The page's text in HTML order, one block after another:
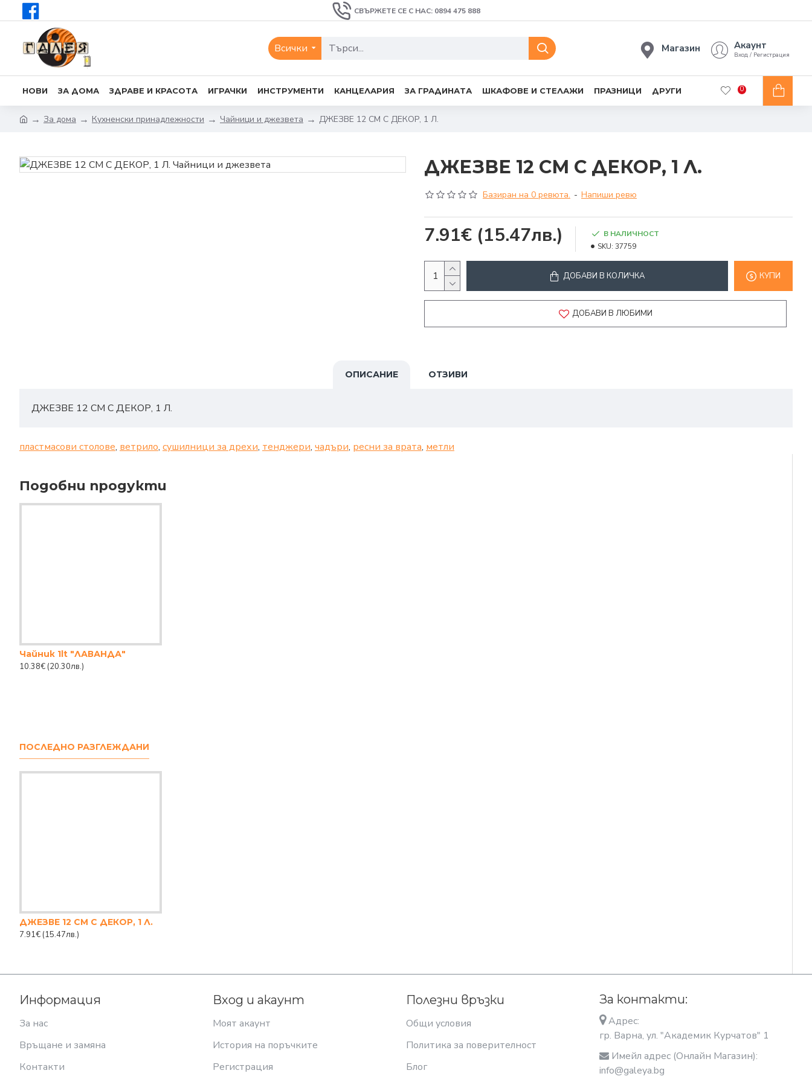
СВЪРЖЕТЕ СЕ С НАС: 0894 475 888
Всички Магазин Акаунт
Вход / Регистрация
НОВИ ЗА ДОМА ЗДРАВЕ И КРАСОТА ИГРАЧКИ ИНСТРУМЕНТИ КАНЦЕЛАРИЯ ЗА ГРАДИНАТА ШКАФОВЕ И СТЕЛАЖИ ПРАЗНИЦИ ДРУГИ 0
За дома Кухненски принадлежности Чайници и джезвета ДЖЕЗВЕ 12 СМ С ДЕКОР, 1 Л.
ДЖЕЗВЕ 12 СМ С ДЕКОР, 1 Л.
Базиран на 0 ревюта. - Напиши ревю
7.91€ (15.47лв.)
В НАЛИЧНОСТ
SKU: 37759
ДОБАВИ В КОЛИЧКА КУПИ
ДОБАВИ В ЛЮБИМИ
ОПИСАНИЕ ОТЗИВИ
ДЖЕЗВЕ 12 СМ С ДЕКОР, 1 Л.
пластмасови столове, ветрило, сушилници за дрехи, тенджери, чадъри, ресни за врата, метли
Подобни продукти
Чайник 1lt "ЛАВАНДА"
10.38€ (20.30лв.)
ПОСЛЕДНО РАЗГЛЕЖДАНИ
ДЖЕЗВЕ 12 СМ С ДЕКОР, 1 Л.
7.91€ (15.47лв.)
Информация
За нас
Връщане и замяна
Контакти
Вход и акаунт
Моят акаунт
История на поръчките
Регистрация
Полезни връзки
Общи условия
Политика за поверителност
Блог
За контакти:
Адрес:
гр. Варна, ул. "Академик Курчатов" 1
Имейл адрес (Онлайн Магазин):
info@galeya.bg